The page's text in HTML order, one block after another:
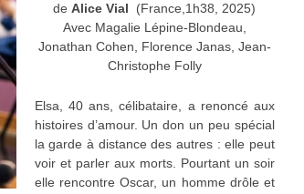
deAlice Vial (France,1h38, 2025)
Avec Magalie Lépine-Blondeau,
Jonathan Cohen, Florence Janas, Jean-
Christophe Folly
Elsa, 40 ans, célibataire, a renoncé aux
histoires d’amour. Un don un peu spécial
la garde à distance des autres : elle peut
voir et parler aux morts. Pourtant un soir
elle rencontre Oscar, un homme drôle et